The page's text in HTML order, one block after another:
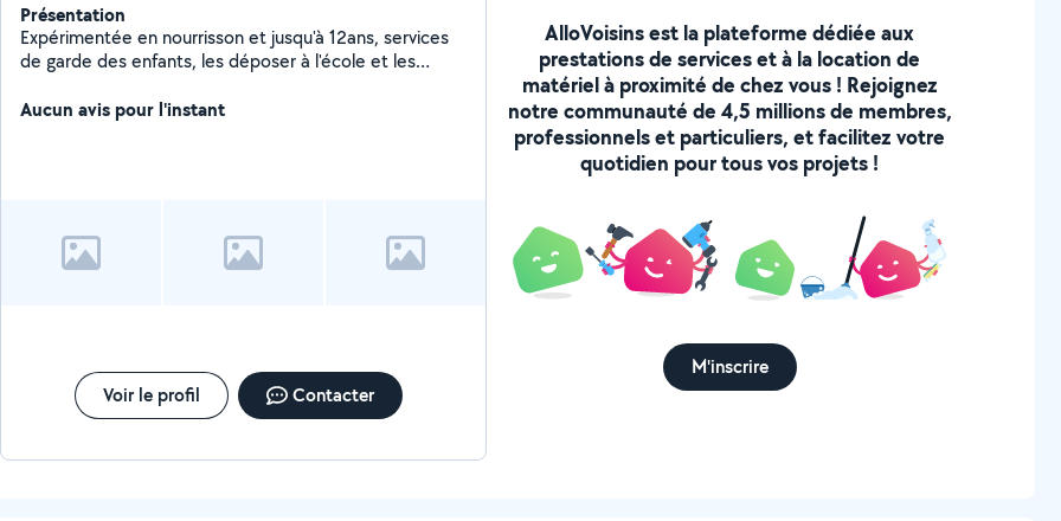
Présentation
Expérimentée en nourrisson et jusqu'à 12ans, services
de garde des enfants, les déposer à l'école et les
accompagne également a personnes en situation
Aucun avis pour l'instant
Voir le profil Contacter
AlloVoisins est la plateforme dédiée aux
prestations de services et à la location de
matériel à proximité de chez vous ! Rejoignez
notre communauté de 4,5 millions de membres,
professionnels et particuliers, et facilitez votre
quotidien pour tous vos projets !
M'inscrire